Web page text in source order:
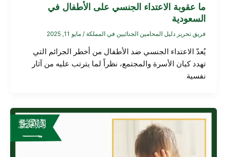
ما عقوبة الاعتداء الجنسي على الأطفال في
السعودية
فريق تحرير دليل المحامين الجنائيين في المملكة / مايو 11, 2025
يُعدّ الاعتداء الجنسي ضد الأطفال من أخطر الجرائم التي
تهدد كيان الأسرة والمجتمع، نظراً لما يترتب عليه من آثار
نفسية